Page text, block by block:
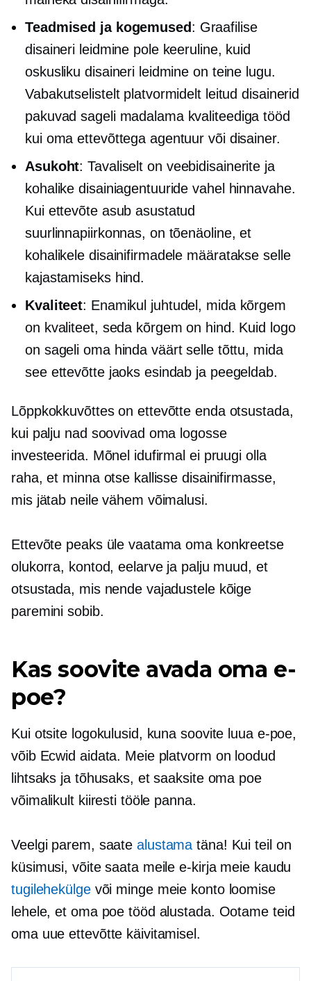
Teadmised ja kogemused: Graafilise
disaineri leidmine pole keeruline, kuid
oskusliku disaineri leidmine on teine ​​lugu.
Vabakutselistelt platvormidelt leitud disainerid
pakuvad sageli madalama kvaliteediga tööd
kui oma ettevõttega agentuur või disainer.
Asukoht: Tavaliselt on veebidisainerite ja
kohalike disainiagentuuride vahel hinnavahe.
Kui ettevõte asub asustatud
suurlinnapiirkonnas, on tõenäoline, et
kohalikele disainifirmadele määratakse selle
kajastamiseks hind.
Kvaliteet: Enamikul juhtudel, mida kõrgem
on kvaliteet, seda kõrgem on hind. Kuid logo
on sageli oma hinda väärt selle tõttu, mida
see ettevõtte jaoks esindab ja peegeldab.
Lõppkokkuvõttes on ettevõtte enda otsustada,
kui palju nad soovivad oma logosse
investeerida. Mõnel idufirmal ei pruugi olla
raha, et minna otse kallisse disainifirmasse,
mis jätab neile vähem võimalusi.
Ettevõte peaks üle vaatama oma konkreetse
olukorra, kontod, eelarve ja palju muud, et
otsustada, mis nende vajadustele kõige
paremini sobib.
Kas soovite avada oma e-
poe?
Kui otsite logokulusid, kuna soovite luua e-poe,
võib Ecwid aidata. Meie platvorm on loodud
lihtsaks ja tõhusaks, et saaksite oma poe
võimalikult kiiresti tööle panna.
Veelgi parem, saate alustama täna! Kui teil on
küsimusi, võite saata meile e-kirja meie kaudu
tugilehekülgevõi minge meie konto loomise
lehele, et oma poe tööd alustada. Ootame teid
oma uue ettevõtte käivitamisel.